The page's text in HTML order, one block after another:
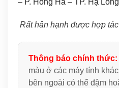
Rất hân hạnh được hợp
Thông báo chính thức:
màu ở các máy tính
bên ngoài có thể đậm